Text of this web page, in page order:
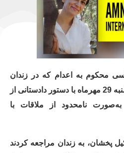
محکوم به اعدام که در زندان
اوین محبوس است روز یکشنبه 29 مهرماه با دستور دادستانی از
به‌صورت نامحدود از ملاقات با
پخشان، به زندان مراجعه کردند